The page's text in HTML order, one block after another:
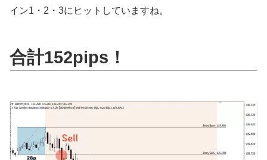
イン1・2・3にヒットしていますね。
合計152pips！